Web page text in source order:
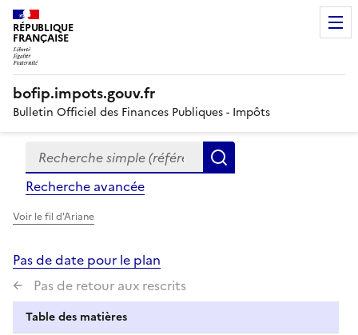
RÉPUBLIQUE
FRANÇAISE
bofip.impots.gouv.fr
Bulletin Officiel des Finances Publiques - Impôts
Formulaire
de
recherche
Recherche simple (références, mots clés, partie du
Recherche avancée
Voir le fil d'Ariane
Pas de date pour le plan
Pas de retour aux rescrits
Table des matières